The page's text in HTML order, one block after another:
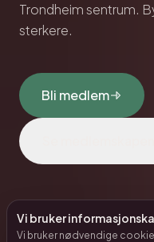
Vi bruker
Vi bruker nødvendige
Trondheim sentrum.
sterkere.
Bli medlem
Eller book en enkelt PT-